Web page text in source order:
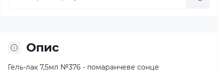
Опис
Гель-лак 7,5мл №376 - помаранчеве сонце